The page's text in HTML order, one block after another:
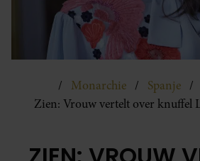
Monarchie
Spanje
Zien: Vrouw vertelt over knuffel